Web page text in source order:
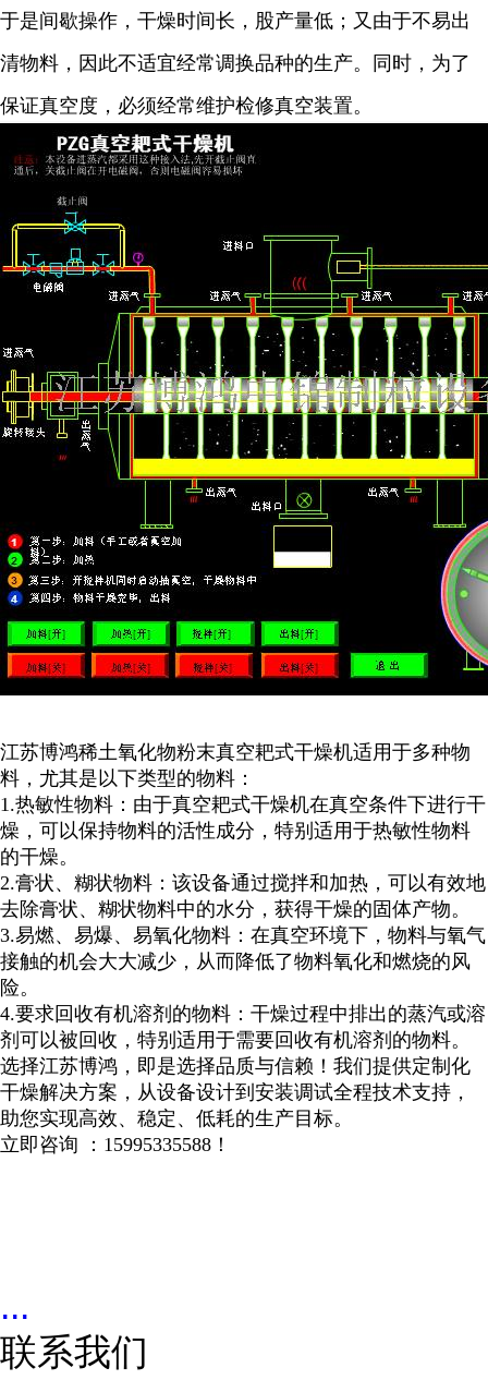
于是间歇操作，干燥时间长，股产量低；又由于不易出
清物料，因此不适宜经常调换品种的生产。同时，为了
保证真空度，必须经常维护检修真空装置。
江苏博鸿稀土氧化物粉末真空耙式干燥机适用于多种物
料，尤其是以下类型的物料：
1.热敏性物料：由于真空耙式干燥机在真空条件下进行干
燥，可以保持物料的活性成分，特别适用于热敏性物料
的干燥。
2.膏状、糊状物料：该设备通过搅拌和加热，可以有效地
去除膏状、糊状物料中的水分，获得干燥的固体产物。
3.易燃、易爆、易氧化物料：在真空环境下，物料与氧气
接触的机会大大减少，从而降低了物料氧化和燃烧的风
险。
4.要求回收有机溶剂的物料：干燥过程中排出的蒸汽或溶
剂可以被回收，特别适用于需要回收有机溶剂的物料。
选择江苏博鸿，即是选择品质与信赖！我们提供定制化
干燥解决方案，从设备设计到安装调试全程技术支持，
助您实现高效、稳定、低耗的生产目标。
立即咨询 ： 15995335588 ！
...
联系我们